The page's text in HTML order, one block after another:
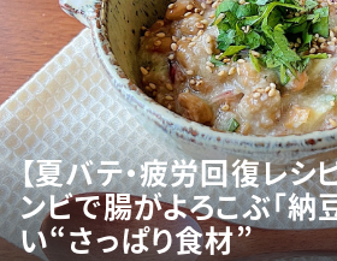
【夏バテ・疲労回復レシ
ンビで腸がよろこぶ「納
い“さっぱり食材”